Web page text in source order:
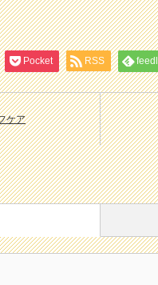
Pocket RSS
ケア